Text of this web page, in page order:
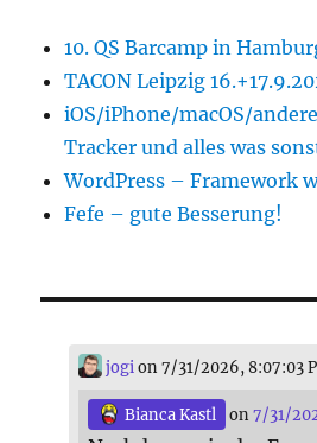
10. QS Barcamp in
TACON Leipzig
iOS/iPhone/macOS/
Tracker und alles was
WordPress – Framework
Fefe – gute Besserung!
jogi on 7/31/2026, 8:07:03
Bianca Kastl on7/31/